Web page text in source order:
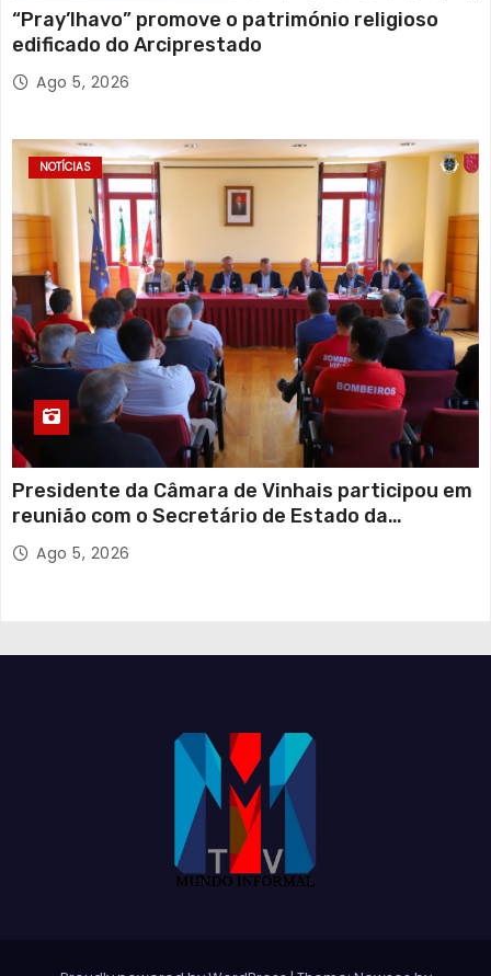
“Pray’lhavo” promove o património religioso
edificado do Arciprestado
Ago 5, 2026
NOTÍCIAS
Presidente da Câmara de Vinhais participou em
reunião com o Secretário de Estado da
Proteção Civil
Ago 5, 2026